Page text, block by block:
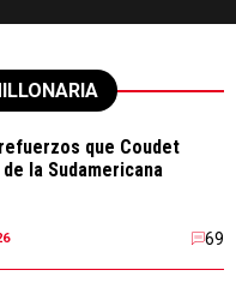
que Coudet
la Sudamericana
69